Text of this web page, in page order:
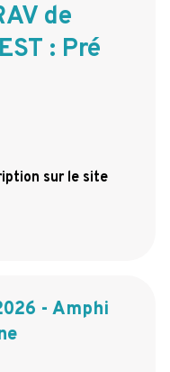
de
: Pré
sur le site
- Amphi